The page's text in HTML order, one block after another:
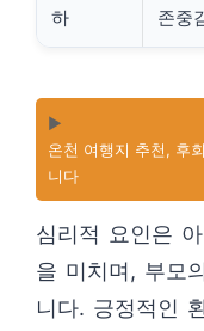
하
존중
▶️
온천 여행지 추천, 후
니다
심리적 요인은
을 미치며, 부모
니다. 긍정적인